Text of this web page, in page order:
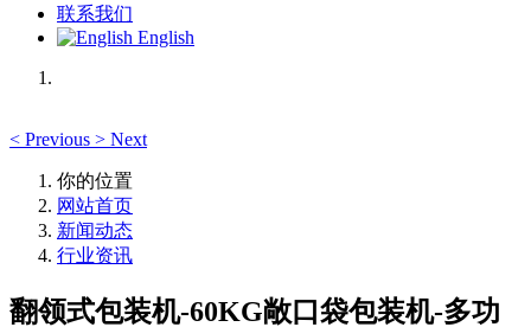
联系我们
English
< Previous > Next
你的位置
网站首页
新闻动态
行业资讯
翻领式包装机-60KG敞口袋包装机-多功